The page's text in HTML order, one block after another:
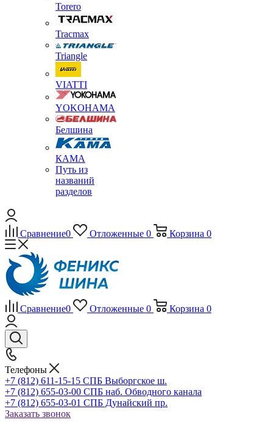
Torero
Tracmax
Triangle
VIATTI
YOKOHAMA
Белшина
КАМА
Путь из
названий
разделов
Сравнение0 Отложенные 0 Корзина 0
Сравнение0 Отложенные 0 Корзина 0
Телефоны
+7 (812) 611-15-15 СПБ Выборгское ш.
+7 (812) 655-03-00 СПБ наб. Обводного канала
+7 (812) 655-03-01 СПБ Дунайский пр.
Заказать звонок